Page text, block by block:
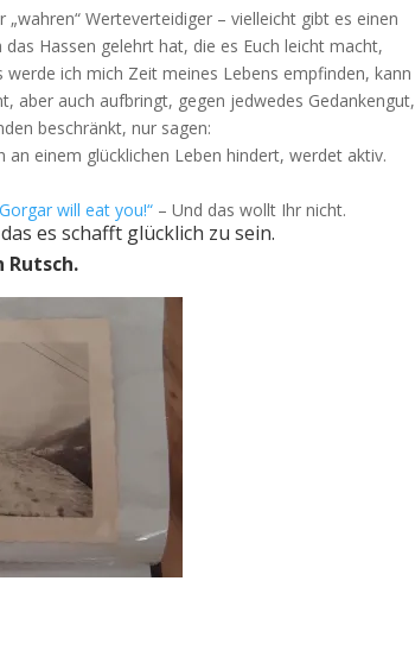
Werteverteidiger – vielleicht gibt es einen
Hassen gelehrt hat, die es Euch leicht macht,
ich mich Zeit meines Lebens empfinden, kann
aber auch aufbringt, gegen jedwedes Gedankengut,
beschränkt, nur sagen:
einem glücklichen Leben hindert, werdet aktiv.
will eat you!“ – Und das wollt Ihr nicht.
es schafft glücklich zu sein.